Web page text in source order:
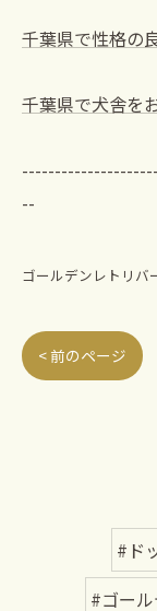
千葉県で性格の
千葉県で犬舎を
--
ゴールデンレトリバ
< 前のページ
#ド
#ゴー